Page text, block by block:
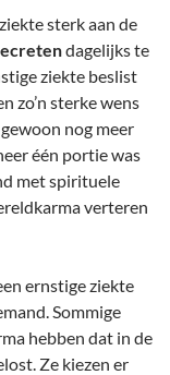
sterk aan de
dagelijks te
ziekte beslist
zo’n sterke wens
nog meer
één portie was
met spirituele
verteren
ernstige ziekte
Sommige
hebben dat in de
Ze kiezen er